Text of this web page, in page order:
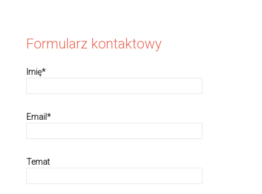
Formularz kontaktowy
Imię*
Email*
Temat